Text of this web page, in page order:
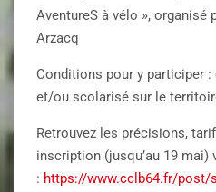
AventureS à vélo », organisé
Arzacq
Conditions pour y participer
et/ou scolarisé sur le
Retrouvez les précisions,
inscription (jusqu’au 19 mai)
: https://www.cclb64.fr/post/